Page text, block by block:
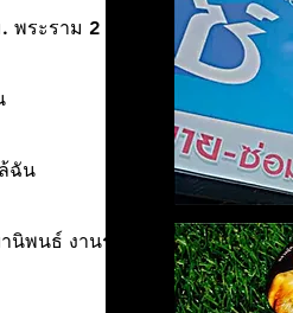
พระราม 2
ฉัน
นิพนธ์ งานรา